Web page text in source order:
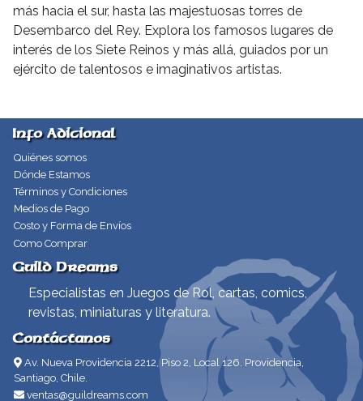
más hacia el sur, hasta las majestuosas torres de
Desembarco del Rey. Explora los famosos lugares de
interés de los Siete Reinos y más allá, guiados por un
ejército de talentosos e imaginativos artistas.
Info Adicional
Quiénes somos
Dónde Estamos
Términos y Condiciones
Medios de Pago
Costo y Forma de Envíos
Como Comprar
Guild Dreams
Especialistas en Juegos de Rol, cartas, comics,
revistas, miniaturas y literatura.
Contáctanos
Av. Nueva Providencia 2212, Piso 2, Local 126. Providencia,
Santiago, Chile.
ventas@guildreams.com